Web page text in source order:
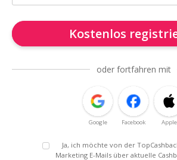
Kostenlos
oder fortfahren mit
Google Facebook Apple
Ja, ich möchte von der
Marketing E-Mails über aktuelle